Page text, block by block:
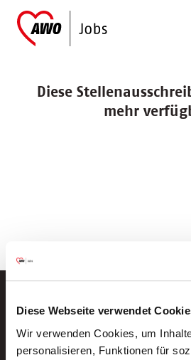
Diese Webseite verwendet
Wir verwenden Cookies, um
personalisieren, Funktionen für
Diese
mehr
Neue Stellen